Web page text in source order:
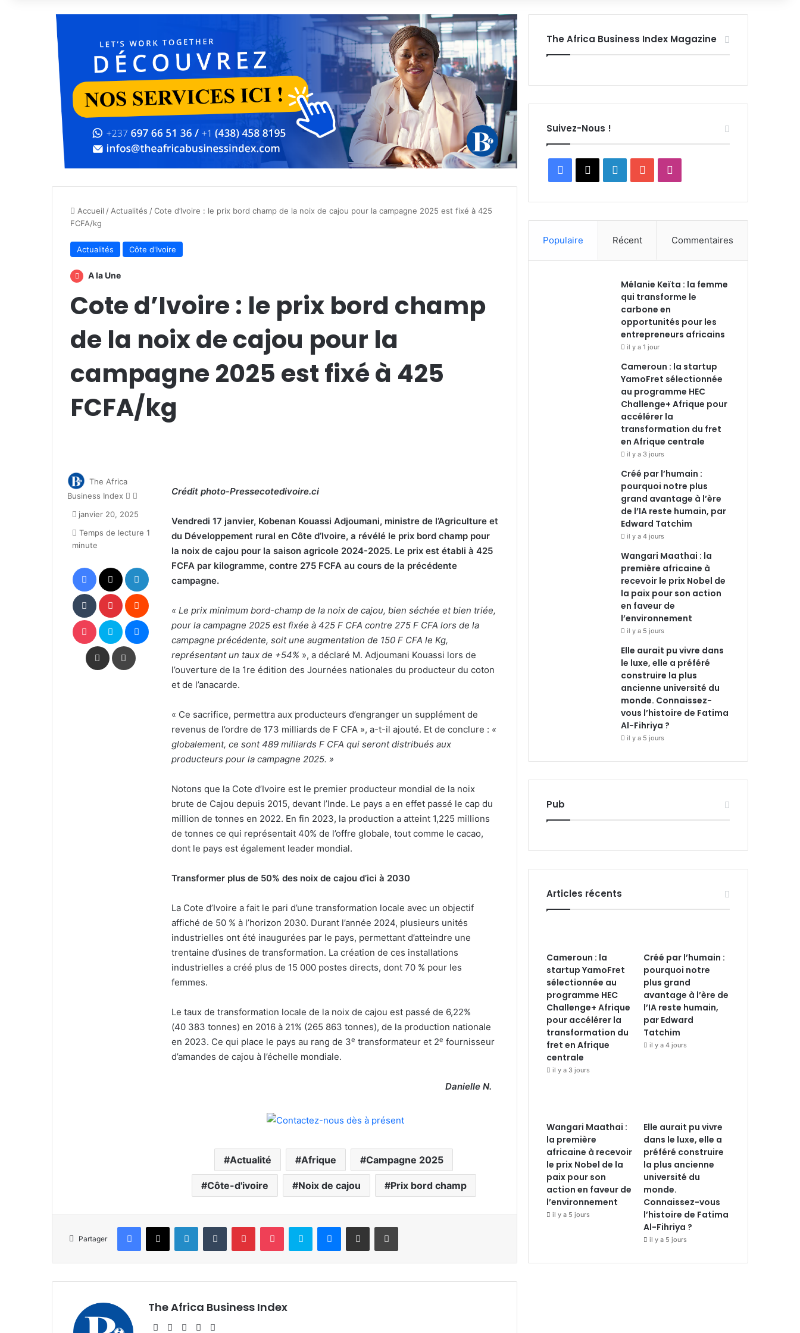
Accueil /Actualités /Cote d’Ivoire : le prix bord champ de la noix de cajou pour la campagne 2025 est fixé à 425
FCFA/kg
Actualités Côte d'Ivoire
A la Une
Cote d’Ivoire : le prix bord champ
de la noix de cajou pour la
campagne 2025 est fixé à 425
FCFA/kg
Crédit photo-Pressecotedivoire.ci
Vendredi 17 janvier, Kobenan Kouassi Adjoumani, ministre de l’Agriculture et
du Développement rural en Côte d’Ivoire, a révélé le prix bord champ pour
la noix de cajou pour la saison agricole 2024-2025. Le prix est établi à 425
FCFA par kilogramme, contre 275 FCFA au cours de la précédente
campagne.
« Le prix minimum bord-champ de la noix de cajou, bien séchée et bien triée,
pour la campagne 2025 est fixée à 425 F CFA contre 275 F CFA lors de la
campagne précédente, soit une augmentation de 150 F CFA le Kg,
représentant un taux de +54% », a déclaré M. Adjoumani Kouassi lors de
l’ouverture de la 1re édition des Journées nationales du producteur du coton
et de l’anacarde.
« Ce sacrifice, permettra aux producteurs d’engranger un supplément de
revenus de l’ordre de 173 milliards de F CFA », a-t-il ajouté. Et de conclure : «
globalement, ce sont 489 milliards F CFA qui seront distribués aux
producteurs pour la campagne 2025. »
Notons que la Cote d’Ivoire est le premier producteur mondial de la noix
brute de Cajou depuis 2015, devant l’Inde. Le pays a en effet passé le cap du
million de tonnes en 2022. En fin 2023, la production a atteint 1,225 millions
de tonnes ce qui représentait 40% de l’offre globale, tout comme le cacao,
dont le pays est également leader mondial.
Transformer plus de 50% des noix de cajou d’ici à 2030
La Cote d’Ivoire a fait le pari d’une transformation locale avec un objectif
affiché de 50 % à l’horizon 2030. Durant l’année 2024, plusieurs unités
industrielles ont été inaugurées par le pays, permettant d’atteindre une
trentaine d’usines de transformation. La création de ces installations
industrielles a créé plus de 15 000 postes directs, dont 70 % pour les
femmes.
Le taux de transformation locale de la noix de cajou est passé de 6,22%
(40 383 tonnes) en 2016 à 21% (265 863 tonnes), de la production nationale
en 2023. Ce qui place le pays au rang de 3e transformateur et 2e fournisseur
d’amandes de cajou à l’échelle mondiale.
Danielle N.
Actualité Afrique Campagne 2025
Côte-d'ivoire Noix de cajou Prix bord champ
The Africa
Business Index
Follow
Xcourriel
janvier 20, 2025
Temps de lecture 1
minute
Facebook Linkedin
Tumblr Pinterest
Pocket Skype
Partager par email Imprimer
Partager
Facebook
X LinkedinTumblr PinterestPocket Skype Messenger
Partager par email Imprimer
The Africa Business Index
WebsiteFacebook
X Linkedin
The Africa Business Index Magazine
Suivez-Nous !
Facebook
X LinkedinYouTube
Populaire Récent Commentaires
Mélanie Keïta : la femme
qui transforme le
carbone en
opportunités pour les
entrepreneurs africains
il y a 1 jour
Cameroun : la startup
YamoFret sélectionnée
au programme HEC
Challenge+ Afrique pour
accélérer la
transformation du fret
en Afrique centrale
il y a 3 jours
Créé par l’humain :
pourquoi notre plus
grand avantage à l’ère
de l’IA reste humain, par
Edward Tatchim
il y a 4 jours
Wangari Maathai : la
première africaine à
recevoir le prix Nobel de
la paix pour son action
en faveur de
l’environnement
il y a 5 jours
Elle aurait pu vivre dans
le luxe, elle a préféré
construire la plus
ancienne université du
monde. Connaissez-
vous l’histoire de Fatima
Al-Fihriya ?
il y a 5 jours
Pub
Articles récents
Cameroun : la
startup YamoFret
sélectionnée au
programme HEC
Challenge+ Afrique
pour accélérer la
transformation du
fret en Afrique
centrale
il y a 3 jours
Créé par l’humain :
pourquoi notre
plus grand
avantage à l’ère de
l’IA reste humain,
par Edward
Tatchim
il y a 4 jours
Wangari Maathai :
la première
africaine à recevoir
le prix Nobel de la
paix pour son
action en faveur de
l’environnement
il y a 5 jours
Elle aurait pu vivre
dans le luxe, elle a
préféré construire
la plus ancienne
université du
monde.
Connaissez-vous
l’histoire de Fatima
Al-Fihriya ?
il y a 5 jours